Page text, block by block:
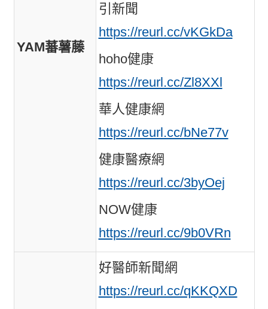
YAM蕃薯藤
引新聞
https://reurl.cc/vKGkDa
hoho健康
https://reurl.cc/Zl8XXl
華人健康網
https://reurl.cc/bNe77v
健康醫療網
https://reurl.cc/3byOej
NOW健康
https://reurl.cc/9b0VRn
好醫師新聞網
https://reurl.cc/qKKQXD